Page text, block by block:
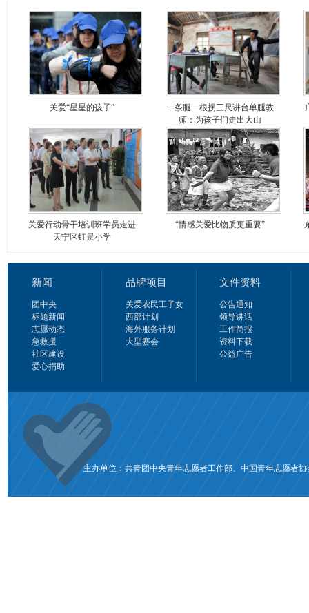
关爱“星星的孩子”
一条腿一根拐三尺讲台单腿教
师：为孩子们走出大山
关爱行动骨干培训班学员走进
天宁区虹景小学
“情感关爱比物质更重要”
新闻
团中央
标题新闻
志愿动态
急救援
社区建设
爱心捐助
品牌项目
关爱农民工子女
西部计划
海外服务计划
大型赛会
文件资料
公告通知
领导讲话
工作简报
资料下载
公益广告
主办单位：共青团中央青年志愿者工作部、中国青年志愿者